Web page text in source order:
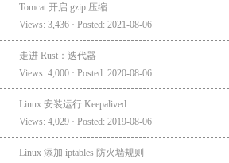
Tomcat 开启 gzip 压缩
Views: 3,436 · Posted: 2021-08-06
走进 Rust：迭代器
Views: 4,000 · Posted: 2020-08-06
Linux 安装运行 Keepalived
Views: 4,029 · Posted: 2019-08-06
Linux 添加 iptables 防火墙规则